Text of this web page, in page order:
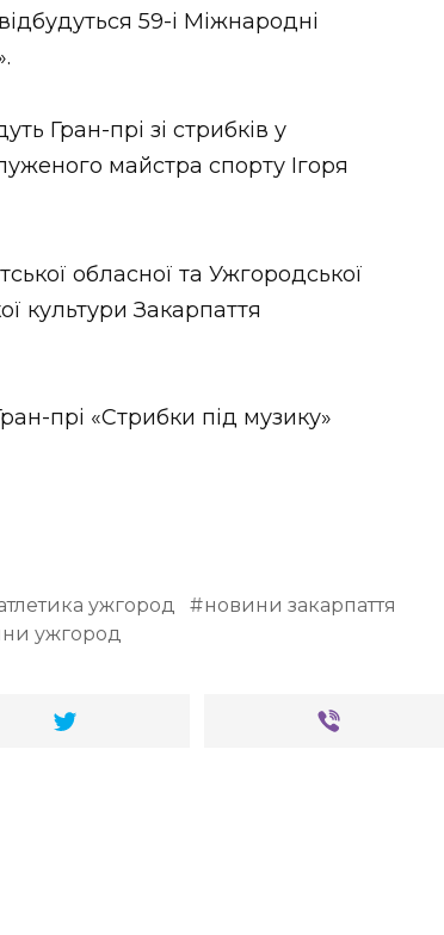
59-і Міжнародні
Гран-прі зі стрибків у
майстра спорту Ігоря
обласної та Ужгородської
культури Закарпаття
прі «Стрибки під музику»
ужгород
новини закарпаття
ужгород